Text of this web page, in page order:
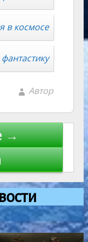
в космосе
Автор
→